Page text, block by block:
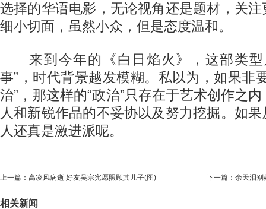
选择的华语电影，无论视角还是题材，关
细小切面，虽然小众，但是态度温和。
来到今年的《白日焰火》，这部类型
事”，时代背景越发模糊。私以为，如果非
治”，那这样的“政治”只存在于艺术创作之
人和新锐作品的不妥协以及努力挖掘。如
人还真是激进派呢。
上一篇： 高凌风病逝 好友吴宗宪愿照顾其儿子(图) 下一篇： 余天泪别
相关新闻